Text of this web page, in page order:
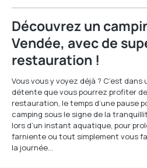
Découvrez un
Vendée, avec de
restauration !
Vous vous y voyez déjà ? C’est dans
détente que vous pourrez profiter
restauration, le temps d’une pause
camping sous le signe de la
lors d’un instant aquatique, pour
farniente ou tout simplement vous
la journée…